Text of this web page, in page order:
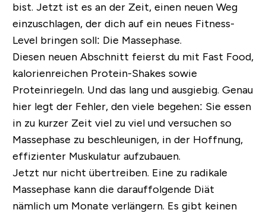
bist. Jetzt ist es an der Zeit, einen neuen Weg
einzuschlagen, der dich auf ein neues Fitness-
Level bringen soll: Die Massephase.
Diesen neuen Abschnitt feierst du mit Fast Food,
kalorienreichen Protein-Shakes sowie
Proteinriegeln. Und das lang und ausgiebig. Genau
hier legt der Fehler, den viele begehen: Sie essen
in zu kurzer Zeit viel zu viel und versuchen so
Massephase zu beschleunigen, in der Hoffnung,
effizienter Muskulatur aufzubauen.
Jetzt nur nicht übertreiben. Eine zu radikale
Massephase kann die darauffolgende Diät
nämlich um Monate verlängern. Es gibt keinen